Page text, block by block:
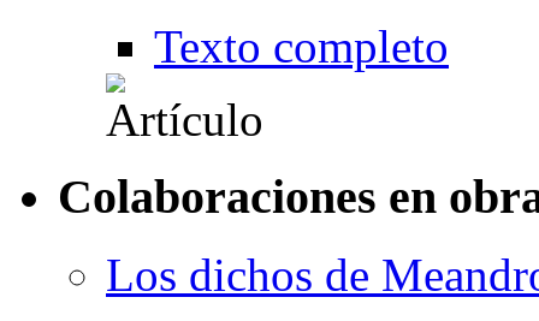
Texto completo
Colaboraciones en
Los dichos de